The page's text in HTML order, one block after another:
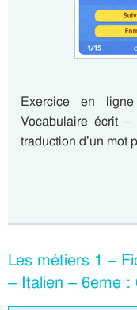
Exercice en
Vocabulaire écrit
traduction d’un
Les métiers 1 –
– Italien – 6eme :